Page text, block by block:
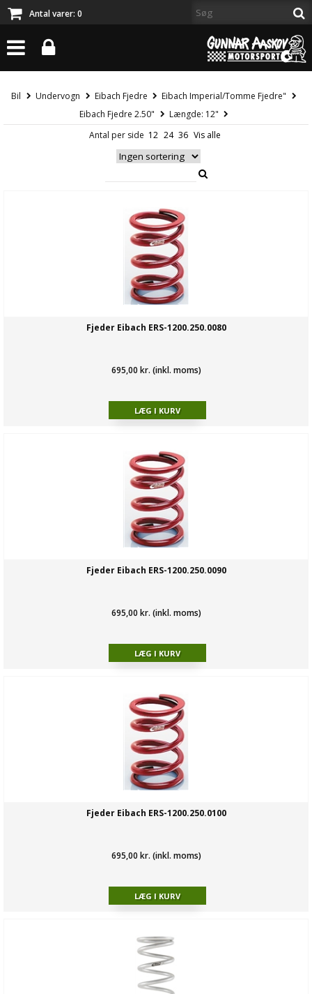
Antal varer: 0
Bil Undervogn Eibach Fjedre
Eibach Imperial/Tomme Fjedre"
Eibach Fjedre 2.50"
Længde: 12"
Antal per side
Fjeder Eibach ERS-1200.250.0080
695,00 kr. (inkl. moms)
Fjeder Eibach ERS-1200.250.0090
695,00 kr. (inkl. moms)
Fjeder Eibach ERS-1200.250.0100
695,00 kr. (inkl. moms)